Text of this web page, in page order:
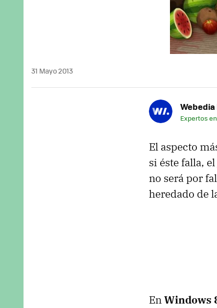
31 Mayo 2013
Expertos
El aspecto
si éste falla,
no será por
heredado de
EnWindows